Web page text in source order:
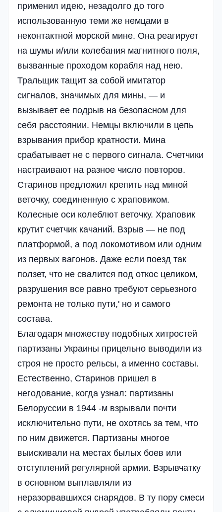
применил идею, незадолго до того
использованную теми же немцами в
неконтактной морской мине. Она реагирует
на шумы и/или колебания магнитного поля,
вызванные проходом корабля над нею.
Тральщик тащит за собой имитатор
сигналов, значимых для мины, — и
вызывает ее подрыв на безопасном для
себя расстоянии. Немцы включили в цепь
взрывания прибор кратности. Мина
срабатывает не с первого сигнала. Счетчики
настраивают на разное число повторов.
Старинов предложил крепить над миной
веточку, соединенную с храповиком.
Колесные оси колеблют веточку. Храповик
крутит счетчик качаний. Взрыв — не под
платформой, а под локомотивом или одним
из первых вагонов. Даже если поезд так
ползет, что не свалится под откос целиком,
разрушения все равно требуют серьезного
ремонта не только пути,' но и самого
состава.
Благодаря множеству подобных хитростей
партизаны Украины прицельно выводили из
строя не просто рельсы, а именно составы.
Естественно, Старинов пришел в
негодование, когда узнал: партизаны
Белоруссии в 1944 -м взрывали почти
исключительно пути, не охотясь за тем, что
по ним движется. Партизаны многое
выискивали на местах былых боев или
отступлений регулярной армии. Взрывчатку
в основном выплавляли из
неразорвавшихся снарядов. В ту пору смеси